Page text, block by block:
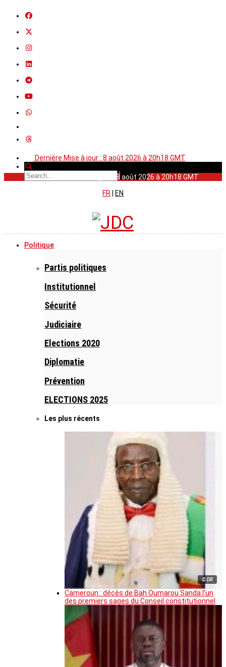
Dernière Mise à jour : 8 août 2026 à 20h18 GMT
Dernière Mise à jour : 8 août 2026 à 20h18 GMT
FR
EN
Politique
Partis politiques
Institutionnel
Sécurité
Judiciaire
Elections 2020
Diplomatie
Prévention
ELECTIONS 2025
Les plus récents
© DR
Cameroun : décès de Bah Oumarou Sanda l’un
des premiers sages du Conseil constitutionnel